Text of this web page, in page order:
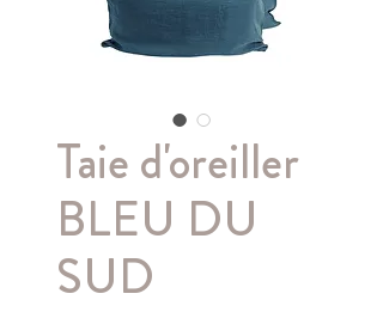
Taie d'oreiller
BLEU DU
SUD